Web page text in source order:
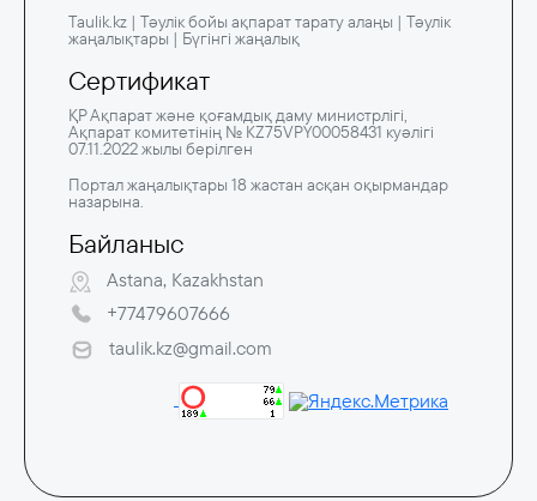
Taulik.kz | Тәулік бойы ақпарат тарату алаңы | Тәулік
жаңалықтары | Бүгінгі жаңалық
Сертификат
ҚР Ақпарат және қоғамдық даму министрлігі,
Ақпарат комитетінің № KZ75VPY00058431 куәлігі
07.11.2022 жылы берілген
Портал жаңалықтары 18 жастан асқан оқырмандар
назарына.
Байланыс
Astana, Kazakhstan
+77479607666
taulik.kz@gmail.com